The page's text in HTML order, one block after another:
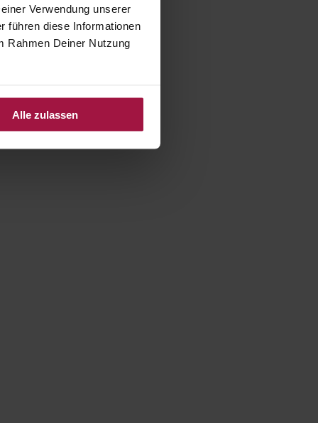
Verwendung unserer
führen diese Informationen
Rahmen Deiner Nutzung
Alle zulassen